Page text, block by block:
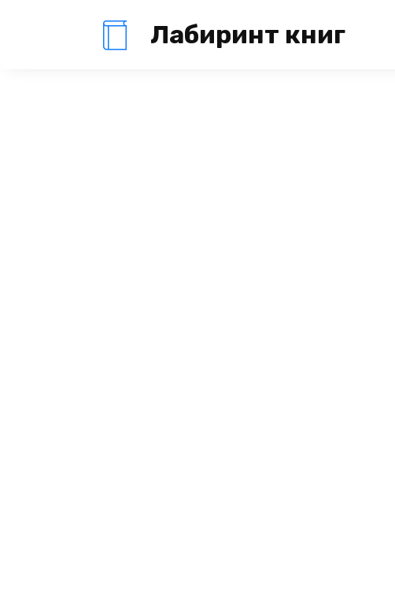
Лабиринт книг